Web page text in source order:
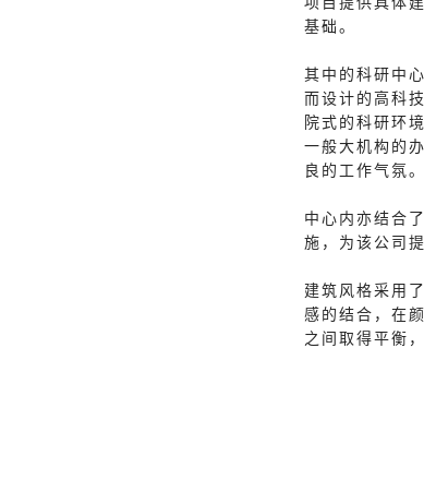
基础。
其中的科研中
而设计的高科
院式的科研环
一般大机构的
良的工作气氛。
中心内亦结合
施，为该公司
建筑风格采用
感的结合，在
之间取得平衡